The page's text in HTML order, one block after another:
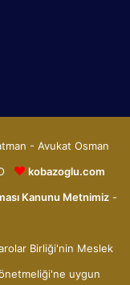
- Avukat Osman
kobazoglu.com
Kanunu Metnimiz-
Birliği'nin Meslek
uygun